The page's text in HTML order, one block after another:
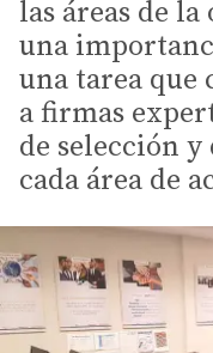
las áreas de
una
una tarea que
a firmas
de selección y
cada área de